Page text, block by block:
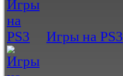
Игры на PS3